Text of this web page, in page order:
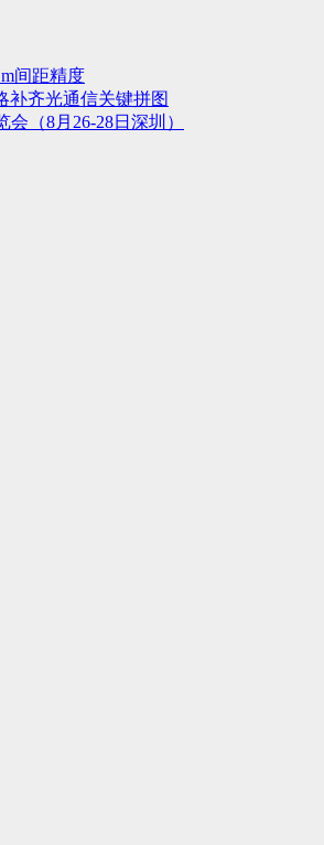
间距精度
补齐光通信关键拼图
（8月26-28日深圳）